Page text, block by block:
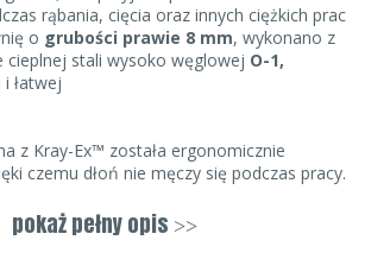
rąbania, cięcia oraz innych ciężkich prac
o grubości prawie 8 mm, wykonano z
cieplnej stali wysoko węglowej O-1,
łatwej
z Kray-Ex™ została ergonomicznie
czemu dłoń nie męczy się podczas pracy.
posiada dodatkowo otwór służący do
zabezpieczającej.
pokaż pełny opis >>